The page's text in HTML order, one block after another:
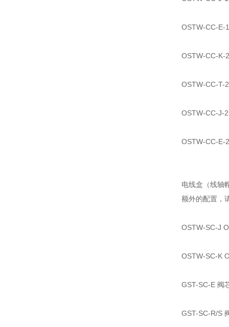
OSTW-CC-E-
OSTW-CC-K-
OSTW-CC-T-
OSTW-CC-J-
OSTW-CC-E-
电线盒（线轴
额外的配置，
OSTW-SC-J
OSTW-SC-K
GST-SC-E 阀
GST-SC-R/S